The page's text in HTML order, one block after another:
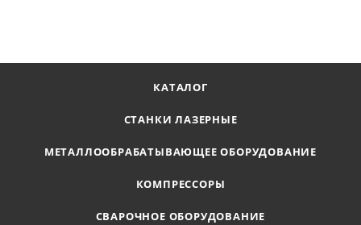
КАТАЛОГ
СТАНКИ ЛАЗЕРНЫЕ
МЕТАЛЛООБРАБАТЫВАЮЩЕЕ ОБОРУДОВАНИЕ
КОМПРЕССОРЫ
СВАРОЧНОЕ ОБОРУДОВАНИЕ